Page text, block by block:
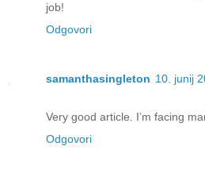
job!
Odgovori
samanthasingleton 10. junij
Very good article. I’m facing
Odgovori